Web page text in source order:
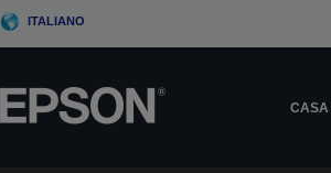
ITALIANO
CASA